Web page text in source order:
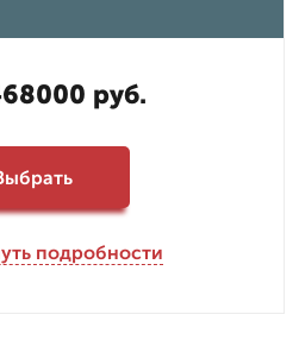
руб.
подробности